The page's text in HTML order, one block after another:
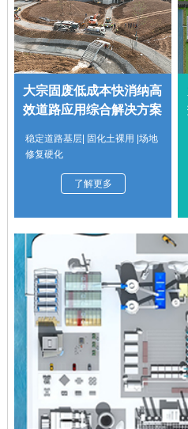
大宗固废低成本快消纳高
效道路应用综合解决方案
稳定道路基层| 固化土裸用 |场地
修复硬化
了解更多